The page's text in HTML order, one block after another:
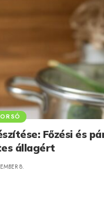
Főzési és
állagért
8.